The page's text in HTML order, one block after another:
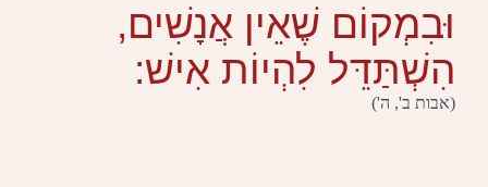
וּבִמְקוֹם שֶׁאֵין אֲנָשִׁים,
הִשְׁתַּדֵּל לִהְיוֹת אִישׁ:
(אבות ב', ה')